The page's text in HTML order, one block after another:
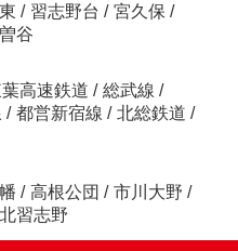
/ 習志野台 / 宮久保 /
曽谷
高速鉄道 / 総武線 /
/ 都営新宿線 / 北総鉄道 /
/ 高根公団 / 市川大野 /
北習志野